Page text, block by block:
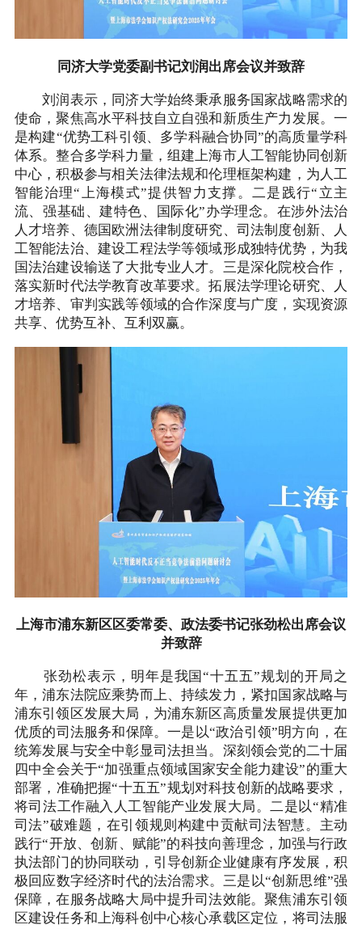
同济大学党委副书记刘润出席会议并致辞
刘润表示，同济大学始终秉承服务国家战略需求的
使命，聚焦高水平科技自立自强和新质生产力发展。一
是构建“优势工科引领、多学科融合协同”的高质量学科
体系。整合多学科力量，组建上海市人工智能协同创新
中心，积极参与相关法律法规和伦理框架构建，为人工
智能治理“上海模式”提供智力支撑。二是践行“立主
流、强基础、建特色、国际化”办学理念。在涉外法治
人才培养、德国欧洲法律制度研究、司法制度创新、人
工智能法治、建设工程法学等领域形成独特优势，为我
国法治建设输送了大批专业人才。三是深化院校合作，
落实新时代法学教育改革要求。拓展法学理论研究、人
才培养、审判实践等领域的合作深度与广度，实现资源
共享、优势互补、互利双赢。
上海市浦东新区区委常委、政法委书记张劲松出席会议
并致辞
张劲松表示，明年是我国“十五五”规划的开局之
年，浦东法院应乘势而上、持续发力，紧扣国家战略与
浦东引领区发展大局，为浦东新区高质量发展提供更加
优质的司法服务和保障。一是以“政治引领”明方向，在
统筹发展与安全中彰显司法担当。深刻领会党的二十届
四中全会关于“加强重点领域国家安全能力建设”的重大
部署，准确把握“十五五”规划对科技创新的战略要求，
将司法工作融入人工智能产业发展大局。二是以“精准
司法”破难题，在引领规则构建中贡献司法智慧。主动
践行“开放、创新、赋能”的科技向善理念，加强与行政
执法部门的协同联动，引导创新企业健康有序发展，积
极回应数字经济时代的法治需求。三是以“创新思维”强
保障，在服务战略大局中提升司法效能。聚焦浦东引领
区建设任务和上海科创中心核心承载区定位，将司法服